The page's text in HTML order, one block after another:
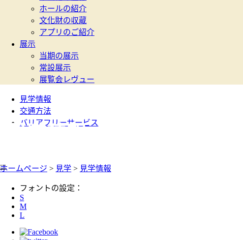
ホールの紹介
文化財の収蔵
アプリのご紹介
展示
当期の展示
常設展示
展覧会レヴュー
見学情報
交通方法
バリアフリーサービス
見学情報
:::
ホームページ > 見学 > 見学情報
フォントの設定：
S
M
L